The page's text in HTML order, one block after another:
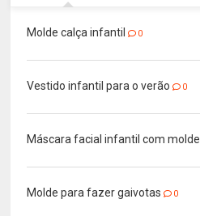
Molde calça infantil 0
Vestido infantil para o verão 0
Máscara facial infantil com molde
Molde para fazer gaivotas 0